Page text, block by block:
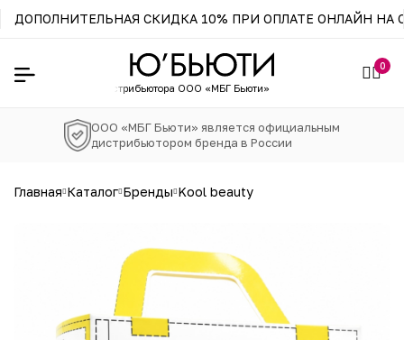
ДОПОЛНИТЕЛЬНАЯ СКИДКА 10% ПРИ ОПЛАТЕ ОНЛАЙН НА
дистрибьютора ООО «МБГ Бьюти»
0
ООО «МБГ Бьюти» является официальным
дистрибьютором бренда в России
главная каталог бренды kool beauty